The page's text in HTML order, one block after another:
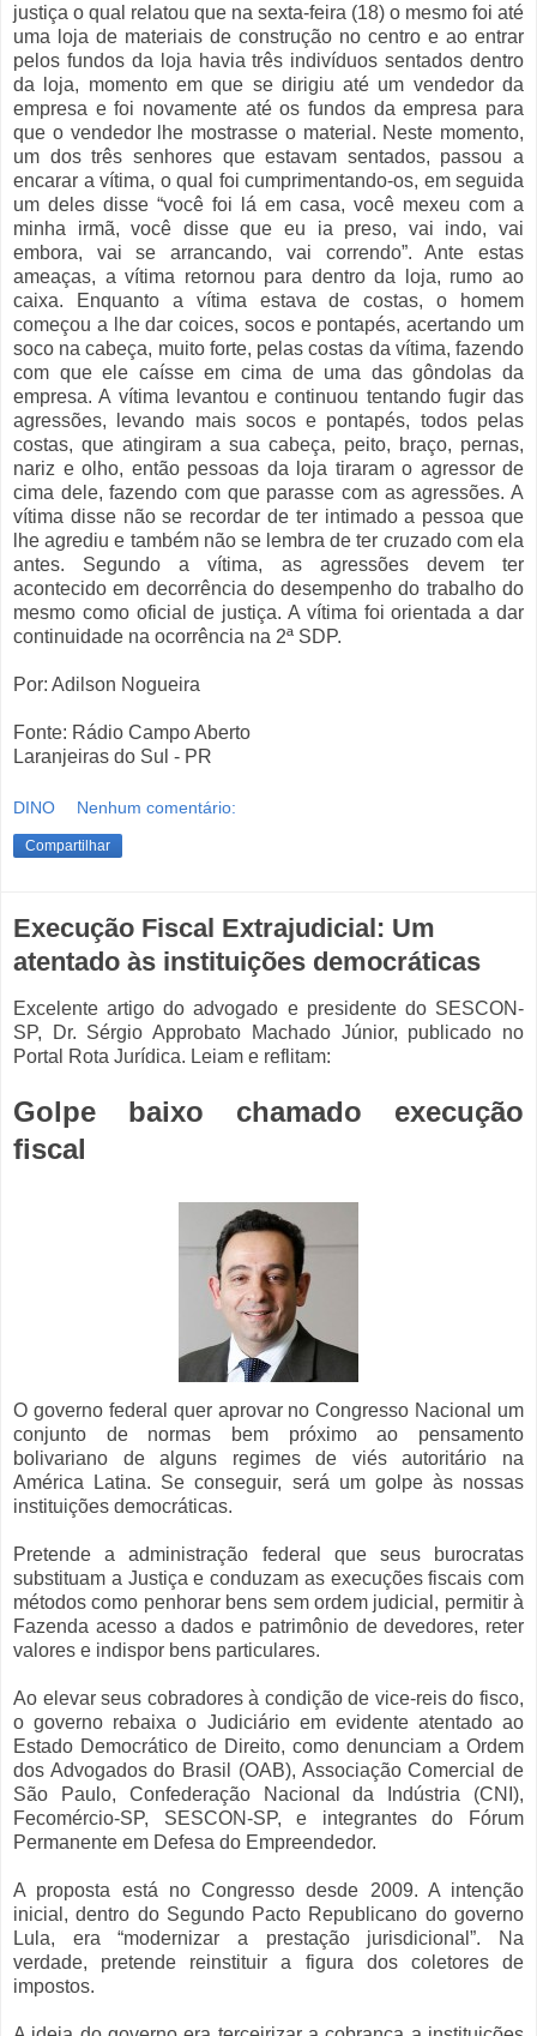
justiça o qual relatou que na sexta-feira (18) o mesmo foi até
uma loja de materiais de construção no centro e ao entrar
pelos fundos da loja havia três indivíduos sentados dentro
da loja, momento em que se dirigiu até um vendedor da
empresa e foi novamente até os fundos da empresa para
que o vendedor lhe mostrasse o material. Neste momento,
um dos três senhores que estavam sentados, passou a
encarar a vítima, o qual foi cumprimentando-os, em seguida
um deles disse “você foi lá em casa, você mexeu com a
minha irmã, você disse que eu ia preso, vai indo, vai
embora, vai se arrancando, vai correndo”. Ante estas
ameaças, a vítima retornou para dentro da loja, rumo ao
caixa. Enquanto a vítima estava de costas, o homem
começou a lhe dar coices, socos e pontapés, acertando um
soco na cabeça, muito forte, pelas costas da vítima, fazendo
com que ele caísse em cima de uma das gôndolas da
empresa. A vítima levantou e continuou tentando fugir das
agressões, levando mais socos e pontapés, todos pelas
costas, que atingiram a sua cabeça, peito, braço, pernas,
nariz e olho, então pessoas da loja tiraram o agressor de
cima dele, fazendo com que parasse com as agressões. A
vítima disse não se recordar de ter intimado a pessoa que
lhe agrediu e também não se lembra de ter cruzado com ela
antes. Segundo a vítima, as agressões devem ter
acontecido em decorrência do desempenho do trabalho do
mesmo como oficial de justiça. A vítima foi orientada a dar
continuidade na ocorrência na 2ª SDP.
Por: Adilson Nogueira
Fonte: Rádio Campo Aberto
Laranjeiras do Sul - PR
DINO Nenhum comentário:
Compartilhar
Execução Fiscal Extrajudicial: Um
atentado às instituições democráticas
Excelente artigo do advogado e presidente do SESCON-
SP, Dr. Sérgio Approbato Machado Júnior, publicado no
Portal Rota Jurídica. Leiam e reflitam:
Golpe baixo chamado execução
fiscal
O governo federal quer aprovar no Congresso Nacional um
conjunto de normas bem próximo ao pensamento
bolivariano de alguns regimes de viés autoritário na
América Latina. Se conseguir, será um golpe às nossas
instituições democráticas.
Pretende a administração federal que seus burocratas
substituam a Justiça e conduzam as execuções fiscais com
métodos como penhorar bens sem ordem judicial, permitir à
Fazenda acesso a dados e patrimônio de devedores, reter
valores e indispor bens particulares.
Ao elevar seus cobradores à condição de vice-reis do fisco,
o governo rebaixa o Judiciário em evidente atentado ao
Estado Democrático de Direito, como denunciam a Ordem
dos Advogados do Brasil (OAB), Associação Comercial de
São Paulo, Confederação Nacional da Indústria (CNI),
Fecomércio-SP, SESCON-SP, e integrantes do Fórum
Permanente em Defesa do Empreendedor.
A proposta está no Congresso desde 2009. A intenção
inicial, dentro do Segundo Pacto Republicano do governo
Lula, era “modernizar a prestação jurisdicional”. Na
verdade, pretende reinstituir a figura dos coletores de
impostos.